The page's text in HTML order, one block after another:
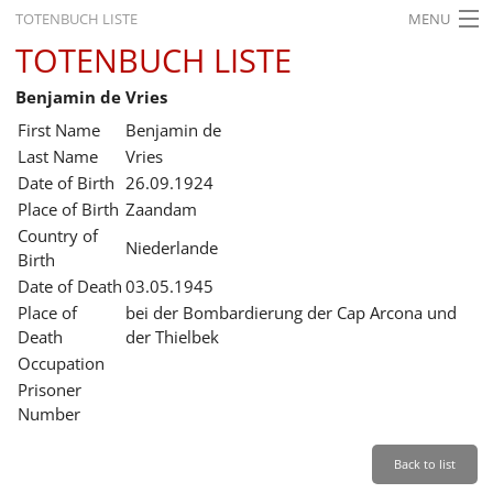
TOTENBUCH LISTE MENU
STARTSEITE
AUSSTELLUNGEN
GESCHICHTE
BILDUNG
FORSCHUNG
SERVICE
Leichte Sprache BackGebärdensprache
TOTENBUCH LISTE
Benjamin de Vries
First Name
Benjamin de
Last Name
Vries
Date of Birth 26.09.1924
Place of Birth Zaandam
Country of
Birth
Niederlande
Date of Death 03.05.1945
Place of
Death
bei der Bombardierung der Cap Arcona und
der Thielbek
Occupation
Prisoner
Number
Back to list